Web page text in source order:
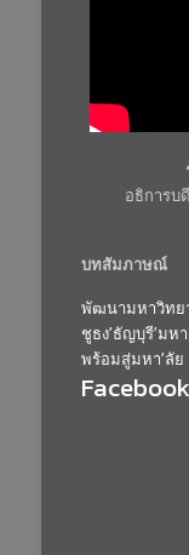
อธิการบ
บทสัมภาษณ์
พัฒนามหาวิทย
ชูธง’ธัญบุรี’มห
พร้อมสู่มหา’ลัย
Facebook